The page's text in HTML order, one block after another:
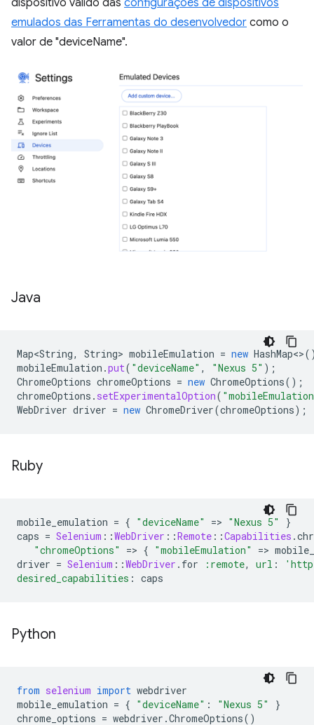
dispositivo válido das configurações de dispositivos
emulados das Ferramentas do desenvolvedor como o
valor de "deviceName".
Java
Map<String, String> mobileEmulation = new HashMap<>
mobileEmulation .put( "deviceName" , "Nexus 5" );
ChromeOptions chromeOptions = new ChromeOptions();
chromeOptions . setExperimentalOption(
WebDriver driver = new ChromeDriver(chromeOptions);
Ruby
mobile_emulation = { "deviceName" => "Nexus 5"
}
caps = Selenium ::WebDriver ::Remote ::Capabilities .
"chromeOptions"
=> { "mobileEmulation" =>
driver = Selenium ::WebDriver . for :remote, url :
desired_capabilities : caps
Python
from selenium import webdriver
mobile_emulation = { "deviceName" : "Nexus 5"
}
chrome_options = webdriver .ChromeOptions()